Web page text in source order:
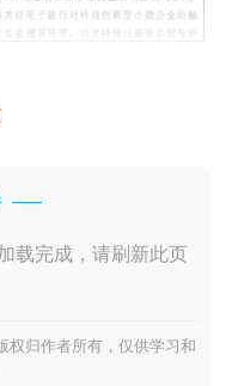
载完成，请刷新此页
权归作者所有，仅供学习和